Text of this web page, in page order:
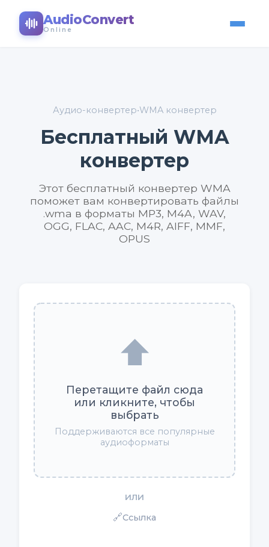
AudioConvert
Online
Аудио-конвертер•WMA конвертер
Бесплатный WMA
конвертер
Этот бесплатный конвертер WMA
поможет вам конвертировать файлы
.wma в форматы MP3, M4A, WAV,
OGG, FLAC, AAC, M4R, AIFF, MMF,
OPUS
⬆️
Перетащите файл сюда
или кликните, чтобы
выбрать
Поддерживаются все популярные
аудиоформаты
ИЛИ
🔗Ссылка